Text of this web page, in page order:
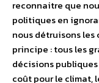
reconnaitre que
politiques en
nous détruisons
principe : tous les
décisions
coût pour le climat,